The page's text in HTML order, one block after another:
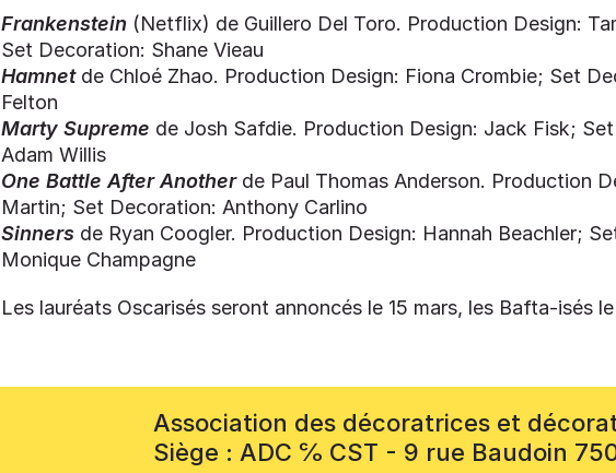
Frankenstein (Netflix) de Guillero Del Toro. Production Design:
Set Decoration: Shane Vieau
Hamnetde Chloé Zhao. Production Design: Fiona Crombie; Set
Felton
Marty Supreme de Josh Safdie. Production Design: Jack Fisk;
Adam Willis
One Battle After Anotherde Paul Thomas Anderson. Production
Martin; Set Decoration: Anthony Carlino
Sinners de Ryan Coogler. Production Design: Hannah Beachler;
Monique Champagne
Les lauréats Oscarisés seront annoncés le 15 mars, les Bafta-isés
Association des décoratrices et
Siège : ADC ℅ CST - 9 rue Baudoin